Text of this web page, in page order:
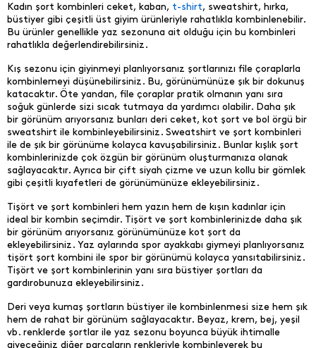
Kadın şort kombinleri ceket, kaban, t-shirt, sweatshirt, hırka,
büstiyer gibi çeşitli üst giyim ürünleriyle rahatlıkla kombinlenebilir.
Bu ürünler genellikle yaz sezonuna ait olduğu için bu kombinleri
rahatlıkla değerlendirebilirsiniz.
Kış sezonu için giyinmeyi planlıyorsanız şortlarınızı file çoraplarla
kombinlemeyi düşünebilirsiniz. Bu, görünümünüze şık bir dokunuş
katacaktır. Öte yandan, file çoraplar pratik olmanın yanı sıra
soğuk günlerde sizi sıcak tutmaya da yardımcı olabilir. Daha şık
bir görünüm arıyorsanız bunları deri ceket, kot şort ve bol örgü bir
sweatshirt ile kombinleyebilirsiniz. Sweatshirt ve şort kombinleri
ile de şık bir görünüme kolayca kavuşabilirsiniz. Bunlar kışlık şort
kombinlerinizde çok özgün bir görünüm oluşturmanıza olanak
sağlayacaktır. Ayrıca bir çift siyah çizme ve uzun kollu bir gömlek
gibi çeşitli kıyafetleri de görünümünüze ekleyebilirsiniz.
Tişört ve şort kombinleri hem yazın hem de kışın kadınlar için
ideal bir kombin seçimdir. Tişört ve şort kombinlerinizde daha şık
bir görünüm arıyorsanız görünümünüze kot şort da
ekleyebilirsiniz. Yaz aylarında spor ayakkabı giymeyi planlıyorsanız
tişört şort kombini ile spor bir görünümü kolayca yansıtabilirsiniz.
Tişört ve şort kombinlerinin yanı sıra büstiyer şortları da
gardırobunuza ekleyebilirsiniz.
Deri veya kumaş şortların büstiyer ile kombinlenmesi size hem şık
hem de rahat bir görünüm sağlayacaktır. Beyaz, krem, bej, yeşil
vb. renklerde şortlar ile yaz sezonu boyunca büyük ihtimalle
giyeceğiniz diğer parçaların renkleriyle kombinleyerek bu